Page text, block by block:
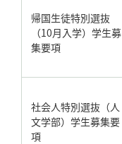
帰国生徒特別選抜
（10月入学）学生募
集要項
社会人特別選抜（人
文学部）学生募集要
項